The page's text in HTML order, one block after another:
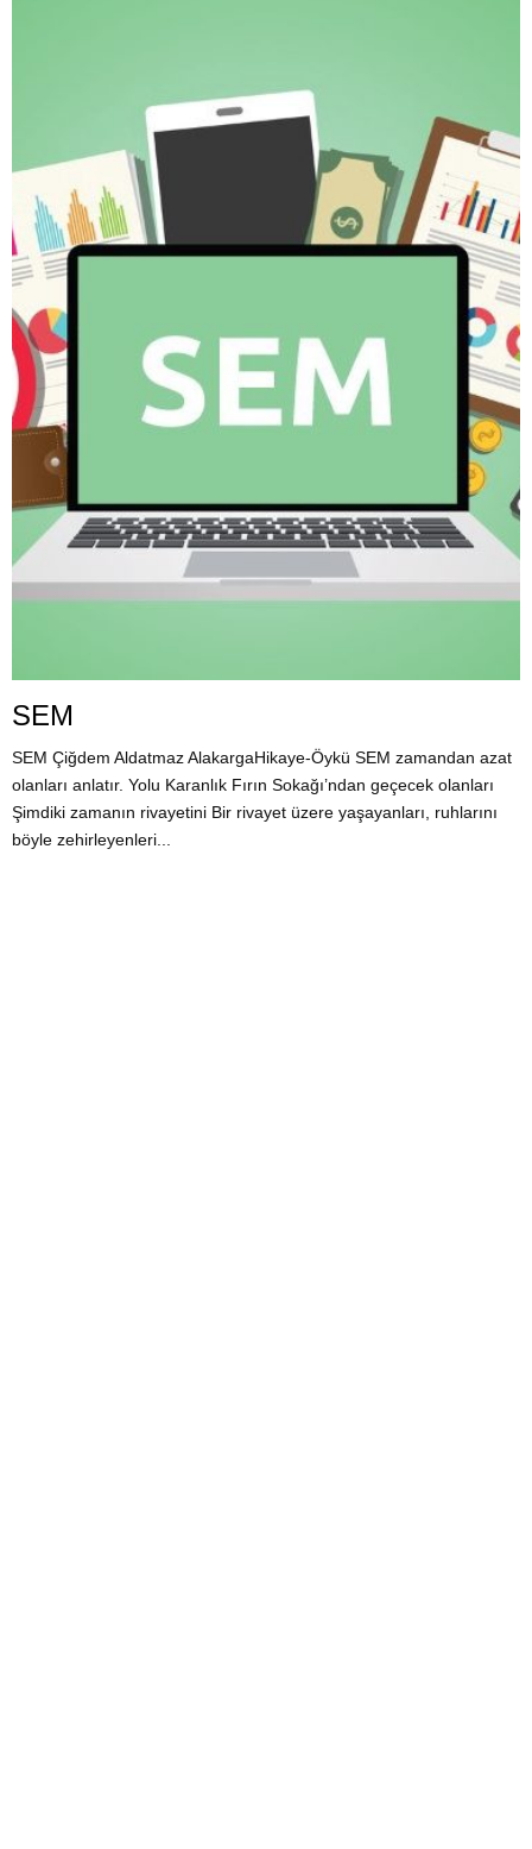
SEM
SEM Çiğdem Aldatmaz AlakargaHikaye-Öykü SEM zamandan azat
olanları anlatır. Yolu Karanlık Fırın Sokağı’ndan geçecek olanları
Şimdiki zamanın rivayetini Bir rivayet üzere yaşayanları, ruhlarını
böyle zehirleyenleri...